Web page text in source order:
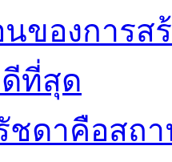
ของการส
ที่สุด
ชดาคือสถ